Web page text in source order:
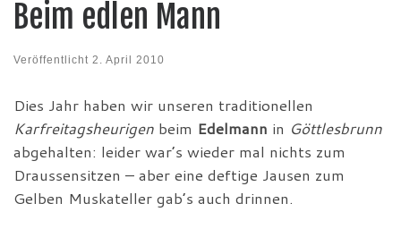
Beim edlen Mann
Veröffentlicht 2. April 2010
Dies Jahr haben wir unseren traditionellen
Karfreitagsheurigen beim Edelmann in Göttlesbrunn
abgehalten: leider war’s wieder mal nichts zum
Draussensitzen – aber eine deftige Jausen zum
Gelben Muskateller gab’s auch drinnen.